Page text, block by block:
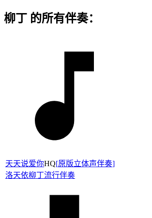
柳丁 的所有伴奏：
天天说爱你HQ[原版立体声伴奏]
洛天依柳丁流行伴奏